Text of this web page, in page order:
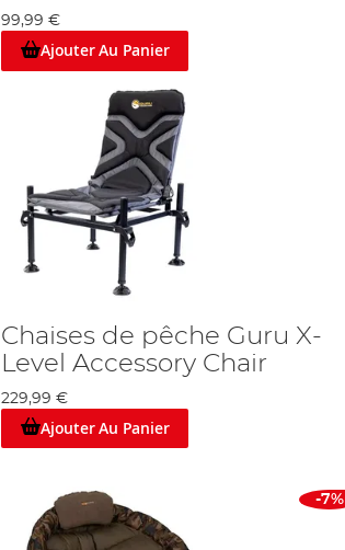
99,99 €
Ajouter Au Panier
Chaises de pêche Guru X-
Level Accessory Chair
229,99 €
Ajouter Au Panier
-7%